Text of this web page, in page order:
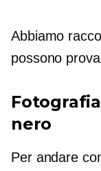
Abbiamo
possono
nero
Per andare